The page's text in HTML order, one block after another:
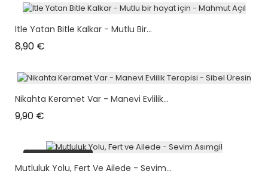
Itle Yatan Bitle Kalkar - Mutlu Bir...
8,90 €
Nikahta Keramet Var - Manevi Evlilik...
9,90 €
plus en stock
Mutluluk Yolu, Fert Ve Ailede - Sevim...